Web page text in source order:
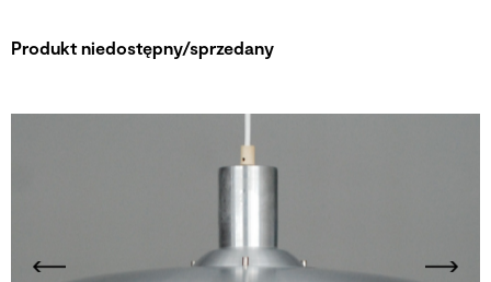
Produkt niedostępny/sprzedany